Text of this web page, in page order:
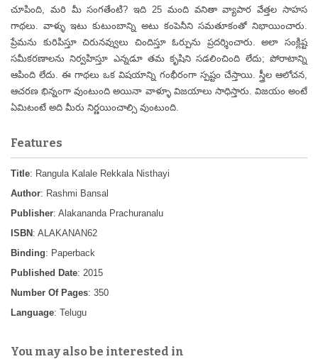
చూపింది, మరి మీ సంగతేంటి? ఇది 25 మంది వనితా వ్యాపార వేత్తల సాహస
గాథలు. వాళ్ళు ఇటు కుటుంబాన్ని అటు కంపెనీని సమతూకంతో నిభాయించారు.
ప్రేమను కురిపిస్తూ చిరునవ్వులు చిందిస్తూ ఓర్పును ప్రదర్శించారు. అలా సంక్లిష్ట
సమీకరణాలను నిర్వహిస్తూ ఎన్నడూ తమ కృషిని సడలించింది లేదు; పోరాటాన్ని
ఆపింది లేదు. ఈ గాథలు ఒక విషయాన్ని గంభీరంగా స్పష్టం చేస్తాయి. స్త్రీల ఆలోచన,
ఆచరణ భిన్నంగా వుంటుంది అయినా వాళ్ళూ విజయాలు సాధిస్తారు. విజయం అంటే
ఏమిటంటే అది మీరు నిర్ణయించాల్సి వుంటుంది.
Features
Title: Rangula Kalale Rekkala Nisthayi
Author: Rashmi Bansal
Publisher: Alakananda Prachuranalu
ISBN : ALAKANAN62
Binding: Paperback
Published Date: 2015
Number Of Pages: 350
Language: Telugu
You may also be interested in